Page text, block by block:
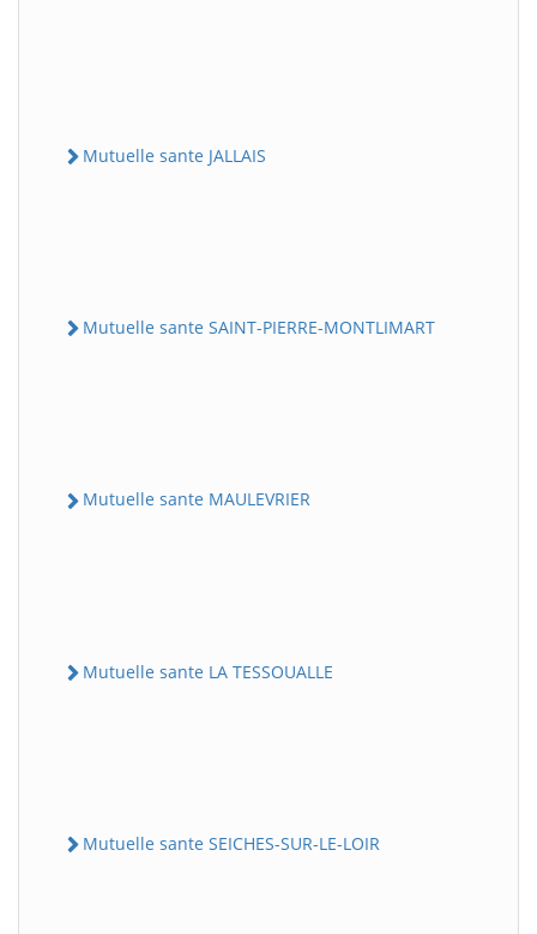
Mutuelle sante JALLAIS
Mutuelle sante SAINT-PIERRE-MONTLIMART
Mutuelle sante MAULEVRIER
Mutuelle sante LA TESSOUALLE
Mutuelle sante SEICHES-SUR-LE-LOIR